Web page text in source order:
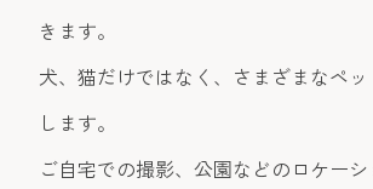
きます。
犬、猫だけではなく、さまざまなペ
します。
ご自宅での撮影、公園などのロケー